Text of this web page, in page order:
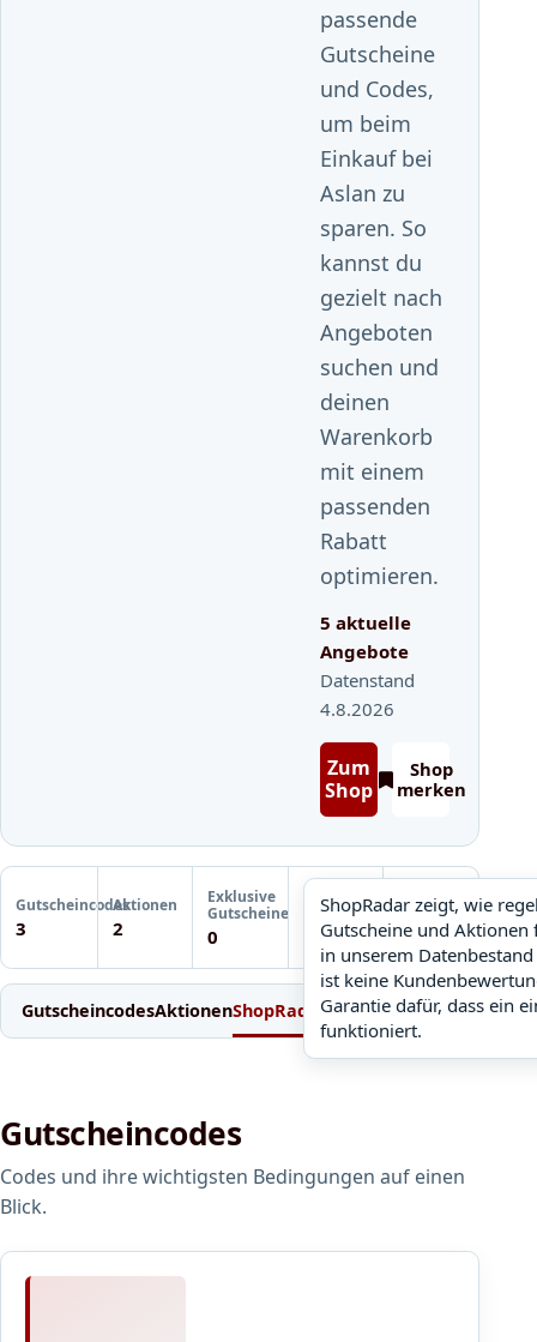
passende
Gutscheine
und Codes,
um beim
Einkauf bei
Aslan zu
sparen. So
kannst du
gezielt nach
Angeboten
suchen und
deinen
Warenkorb
mit einem
passenden
Rabatt
optimieren.
5 aktuelle
Angebote
Datenstand
4.8.2026
Zum
Shop
Shop
merken
Gutscheincodes
3
Aktionen
2
Exklusive
Gutscheine
0
ShopRadar
noch keine Daten
ShopRadar zeigt, wie
Gutscheine und Aktionen
in unserem
ist keine
Garantie dafür, dass ein
funktioniert.
Letzte
Gutscheinprüfung
Noch keine
Prüfung
GutscheincodesAktionenShopRadarWeitere Gutscheine
Gutscheincodes
Codes und ihre wichtigsten Bedingungen auf einen
Blick.